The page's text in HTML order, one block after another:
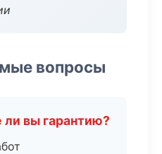
вопросы
вы гарантию?